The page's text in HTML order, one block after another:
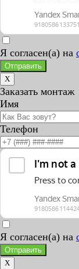
Я согласен(а) на
Отправить
X
Заказать монтаж
Имя
Телефон
Я согласен(а) на
Отправить
X